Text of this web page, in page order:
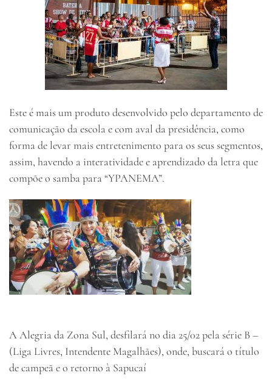
Este é mais um produto desenvolvido pelo departamento de
comunicação da escola e com aval da presidência, como
forma de levar mais entretenimento para os seus segmentos,
assim, havendo a interatividade e aprendizado da letra que
compõe o samba para “YPANEMA”.
A Alegria da Zona Sul, desfilará no dia 25/02 pela série B –
(Liga Livres, Intendente Magalhães), onde, buscará o título
de campeã e o retorno à Sapucaí